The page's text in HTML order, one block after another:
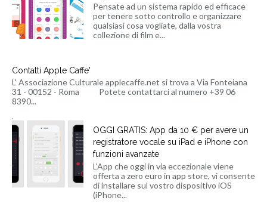
Pensate ad un sistema rapido ed efficace
per tenere sotto controllo e organizzare
qualsiasi cosa vogliate, dalla vostra
collezione di film e...
Contatti Apple Caffe'
L' Associazione Culturale applecaffe.net si trova a Via Fonteiana
31 - 00152 - Roma Potete contattarci al numero +39 06
8390...
OGGI GRATIS: App da 10 € per avere un
registratore vocale su iPad e iPhone con
funzioni avanzate
L'App che oggi in via eccezionale viene
offerta a zero euro in app store, vi consente
di installare sul vostro dispositivo iOS
(iPhone...